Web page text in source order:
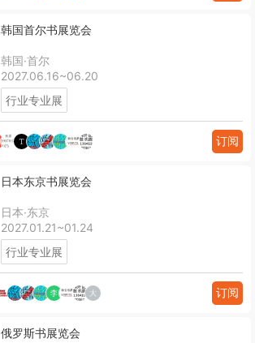
韩国首尔书展览会
韩国·首尔
2027.06.16~06.20
行业专业展
订阅
日本东京书展览会
日本·东京
2027.01.21~01.24
行业专业展
订阅
俄罗斯书展览会